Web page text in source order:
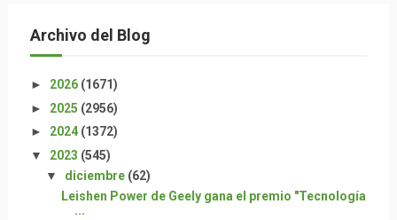
Archivo del Blog
► 2026 (1671)
► 2025 (2956)
► 2024 (1372)
▼ 2023 (545)
▼ diciembre (62)
Leishen Power de Geely gana el premio "Tecnología
...